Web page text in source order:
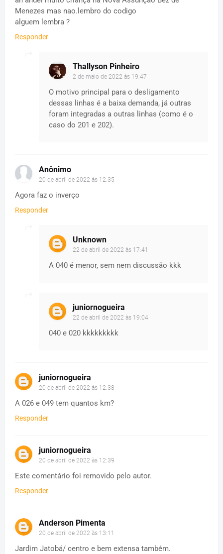
Menezes mas nao.lembro do codigo
alguem lembra ?
Responder
Thallyson Pinheiro
2 de maio de 2022 às 19:47
O motivo principal para o desligamento
dessas linhas é a baixa demanda, já outras
foram integradas a outras linhas (como é o
caso do 201 e 202).
Anônimo
20 de abril de 2022 às 12:35
Agora faz o inverço
Responder
Unknown
22 de abril de 2022 às 17:41
A 040 é menor, sem nem discussão kkk
juniornogueira
22 de abril de 2022 às 19:04
040 e 020 kkkkkkkkk
juniornogueira
20 de abril de 2022 às 12:38
A 026 e 049 tem quantos km?
Responder
juniornogueira
20 de abril de 2022 às 12:39
Este comentário foi removido pelo autor.
Responder
Anderson Pimenta
20 de abril de 2022 às 13:11
Jardim Jatobá/ centro e bem extensa também.